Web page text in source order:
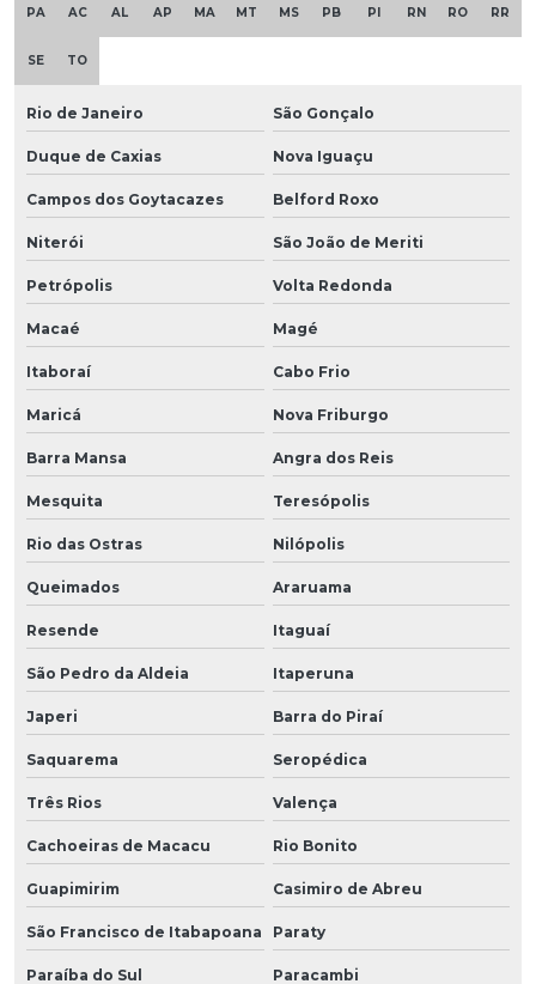
PA AC AL AP MA MT MS PB PI RN RO RR
SE TO
Rio de Janeiro São Gonçalo
Duque de Caxias Nova Iguaçu
Campos dos Goytacazes Belford Roxo
Niterói São João de Meriti
Petrópolis Volta Redonda
Macaé Magé
Itaboraí Cabo Frio
Maricá Nova Friburgo
Barra Mansa Angra dos Reis
Mesquita Teresópolis
Rio das Ostras Nilópolis
Queimados Araruama
Resende Itaguaí
São Pedro da Aldeia Itaperuna
Japeri Barra do Piraí
Saquarema Seropédica
Três Rios Valença
Cachoeiras de Macacu Rio Bonito
Guapimirim Casimiro de Abreu
São Francisco de Itabapoana Paraty
Paraíba do Sul Paracambi